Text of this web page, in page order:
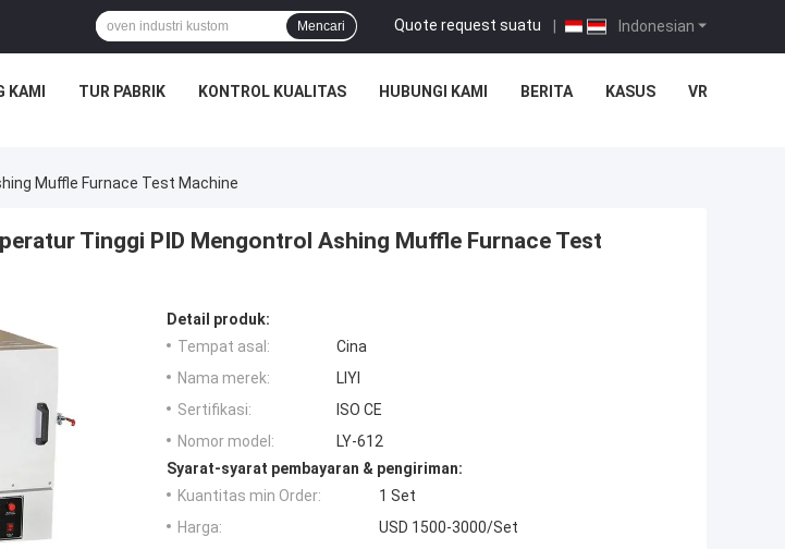
Indonesian
Quote request suatu |
Mencari
KAMI TUR PABRIK KONTROL KUALITAS HUBUNGI KAMI BERITA KASUS VR
Muffle Furnace Test Machine
Tinggi PID Mengontrol Ashing Muffle Furnace Test
Detail produk:
Tempat asal:
Cina
Nama merek:
LIYI
Sertifikasi:
ISO CE
Nomor model:
LY-612
Syarat-syarat pembayaran & pengiriman:
Kuantitas min Order:
1 Set
Harga:
USD 1500-3000/Set